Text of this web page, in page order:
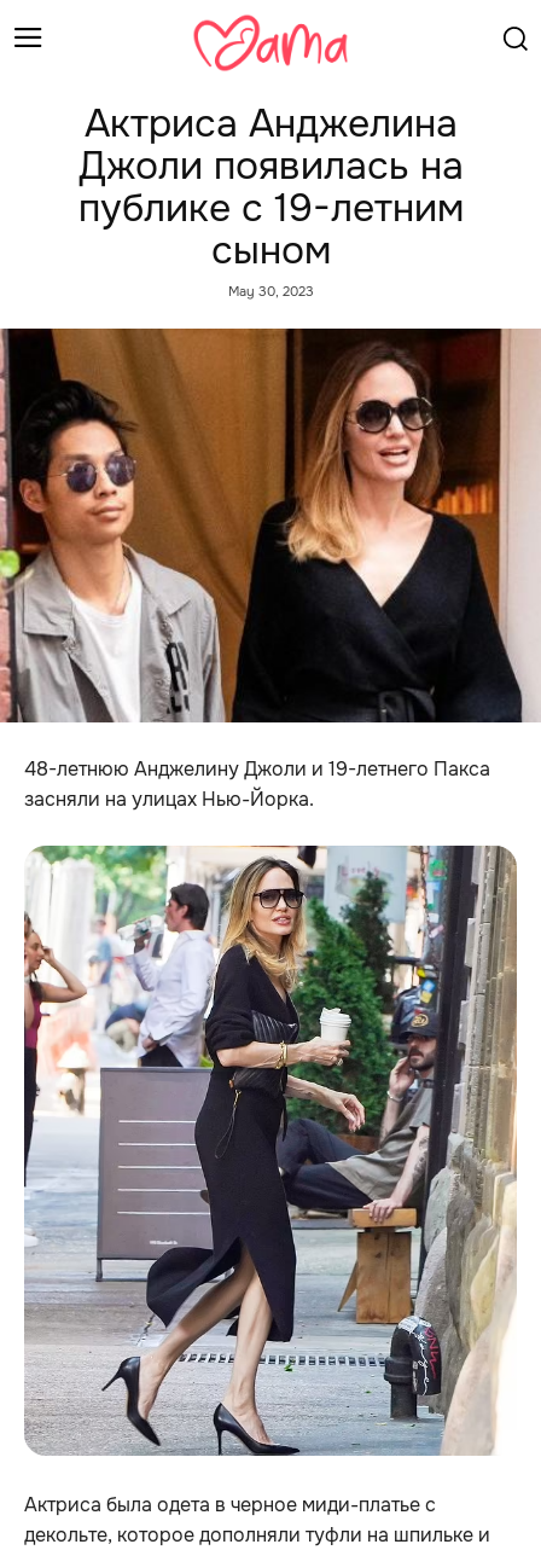
Актриса Анджелина
Джоли появилась на
публике с 19-летним
сыном
May 30, 2023
48-летнюю Анджелину Джоли и 19-летнего Пакса
засняли на улицах Нью-Йорка.
Актриса была одета в черное миди-платье с
декольте, которое дополняли туфли на шпильке и